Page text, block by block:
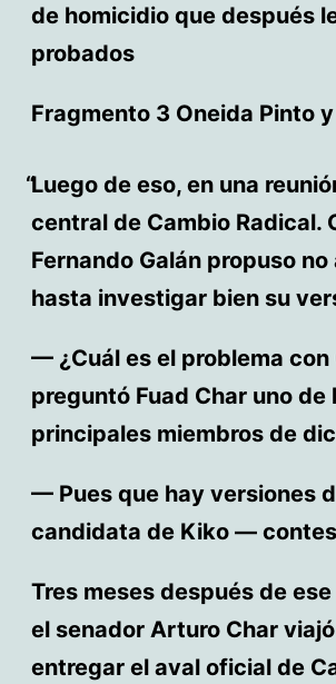
de homicidio que después
probados
Fragmento 3 Oneida Pinto
Luego de eso, en una
central de Cambio Radical.
Fernando Galán propuso
hasta investigar bien su
— ¿Cuál es el problema
preguntó Fuad Char uno de
principales miembros de
— Pues que hay versiones
candidata de Kiko —
Tres meses después de
el senador Arturo Char
entregar el aval oficial de